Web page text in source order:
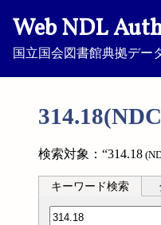
Web NDL
国立国会図書館典拠デー
検索対象：“314.18
キーワード検索
分類記号検索